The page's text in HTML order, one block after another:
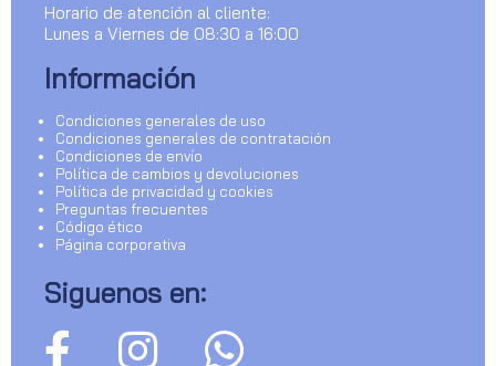
Horario de atención al cliente:
Lunes a Viernes de 08:30 a 16:00
Información
Condiciones generales de uso
Condiciones generales de contratación
Condiciones de envío
Política de cambios y devoluciones
Política de privacidad y cookies
Preguntas frecuentes
Código ético
Página corporativa
Siguenos en: